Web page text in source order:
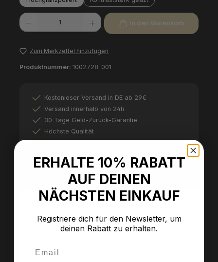
Produkt Anzahl: Gib den gewünschten Wert ein oder benutze die
In den Warenkorb
Zum Merkzettel hinzufügen
Produktnummer: 1002728-001
Kostenloser Versand in DE ab 29€
Versand innerhalb von 24h
30 Tage Geld-Zurück-Garantie
Höchste Qualität
Beschreibung
Brotgenuss Durch harte Brotkruste und knusprige
Bratenstücke frisst…Mehr
Bewertungen
ERHALTE 10% RABATT
AUF DEINEN
NÄCHSTEN EINKAUF
Registriere dich für den Newsletter, um
deinen Rabatt zu erhalten.